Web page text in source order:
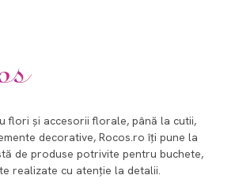
flori și accesorii florale, până la cutii,
decorative, Rocos.ro îți pune la
de produse potrivite pentru buchete,
realizate cu atenție la detalii.